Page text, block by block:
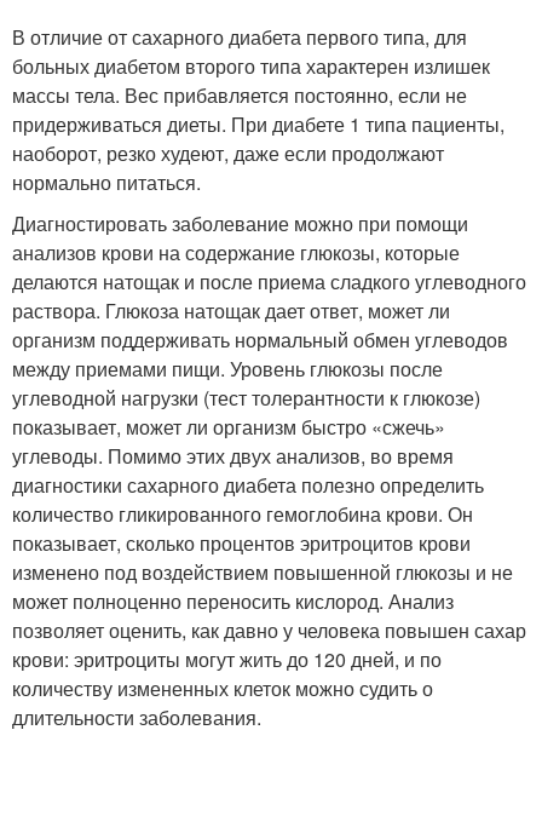
В отличие от сахарного диабета первого типа, для
больных диабетом второго типа характерен излишек
массы тела. Вес прибавляется постоянно, если не
придерживаться диеты. При диабете 1 типа пациенты,
наоборот, резко худеют, даже если продолжают
нормально питаться.
Диагностировать заболевание можно при помощи
анализов крови на содержание глюкозы, которые
делаются натощак и после приема сладкого углеводного
раствора. Глюкоза натощак дает ответ, может ли
организм поддерживать нормальный обмен углеводов
между приемами пищи. Уровень глюкозы после
углеводной нагрузки (тест толерантности к глюкозе)
показывает, может ли организм быстро «сжечь»
углеводы. Помимо этих двух анализов, во время
диагностики сахарного диабета полезно определить
количество гликированного гемоглобина крови. Он
показывает, сколько процентов эритроцитов крови
изменено под воздействием повышенной глюкозы и не
может полноценно переносить кислород. Анализ
позволяет оценить, как давно у человека повышен сахар
крови: эритроциты могут жить до 120 дней, и по
количеству измененных клеток можно судить о
длительности заболевания.